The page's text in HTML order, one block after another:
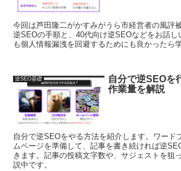
今回は芦田隆二がかすみがうら市経営者の風評
逆SEOの手順と、40代向け逆SEOなどをお話し
も個人情報漏洩を回避するためにも良かったら
逆SEO基礎
自分で逆SEOを
作業量を解説
自分で逆SEOをやる方法を紹介します。ワード
ムページを準備して、記事を書き続ければ逆
きます。記事の投稿文字数や、サジェストを狙
説中です。